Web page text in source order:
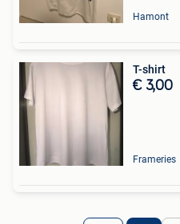
Hamont
T-shirt
€ 3,00
Frameries